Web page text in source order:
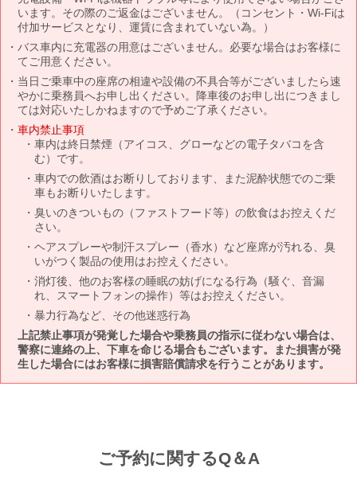
います。その際のご返金はございません。（コンセント・Wi-Fiは
付加サービスとなり、運賃に含まれていない為。）
バス車内に充電器の用意はございません。必要な場合はお客様に
てご用意ください。
当日ご乗車中の座席の相違や設備の不具合等がございましたら速
やかに乗務員へお申し出ください。降車後のお申し出につきまし
ては対応いたしかねますので予めご了承ください。
車内禁止事項
車内は終日禁煙（アイコス、グローなどの電子タバコを含
む）です。
車内での飲酒はお断りしております、また泥酔状態でのご乗
車もお断りいたします。
臭いのきついもの（ファストフード等）の飲食はお控えくだ
さい。
ヘアスプレーや制汗スプレー（香水）など座席が汚れる、臭
いがつく製品の使用はお控えください。
消灯後、他のお客様の睡眠の妨げになる行為（騒ぐ、音漏
れ、スマートフォンの操作）等はお控えください。
暴力行為など、その他迷惑行為
上記禁止事項が発覚した場合や乗務員の指示に従わない場合は、
警察に連絡の上、下車を命じる場合もございます。また損害が発
生した場合にはお客様に損害賠償請求を行うことがあります。
ご予約に関するQ＆A